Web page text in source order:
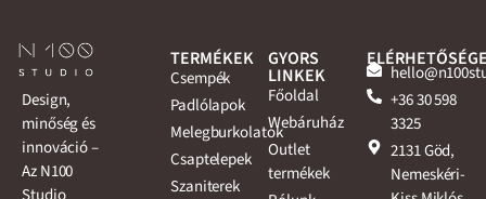
Design,
minőség és
innováció –
Az N100
TERMÉKEK
Csempék
Padlólapok
Melegburkolatok
Csaptelepek
Szaniterek
GYORS
LINKEK
Főoldal
Webáruház
Outlet
termékek
+36 30 598
3325
2131 Göd,
Nemeskéri-